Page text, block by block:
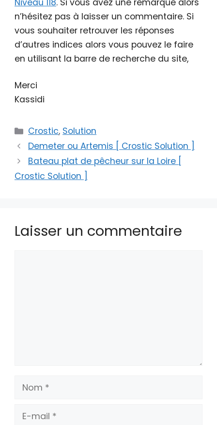
Niveau 118. Si vous avez une remarque alors
n’hésitez pas à laisser un commentaire. Si
vous souhaiter retrouver les réponses
d’autres indices alors vous pouvez le faire
en utilisant la barre de recherche du site,
Merci
Kassidi
Catégories
Crostic, Solution
Demeter ou Artemis [ Crostic Solution ]
Bateau plat de pêcheur sur la Loire [
Crostic Solution ]
Laisser un commentaire
Nom
E-